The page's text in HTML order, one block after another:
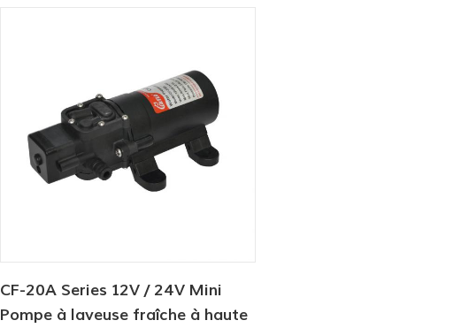
CF-20A Series 12V / 24V Mini
Pompe à laveuse fraîche à haute